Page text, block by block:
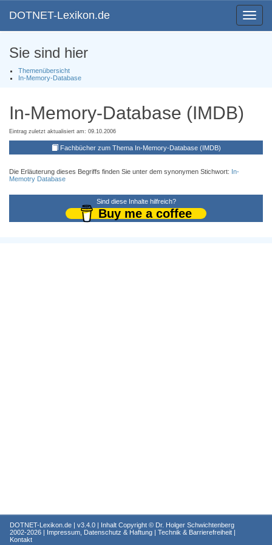
Toggle
DOTNET-Lexikon.de
Sie sind hier
Themenübersicht
In-Memory-Database
In-Memory-Database (IMDB)
Eintrag zuletzt aktualisiert am: 09.10.2006
Fachbücher zum Thema In-Memory-Database (IMDB)
Die Erläuterung dieses Begriffs finden Sie unter dem synonymen Stichwort: In-
Memotry Database
Sind diese Inhalte hilfreich?
Buy me a coffee
DOTNET-Lexikon.de | v3.4.0 | Inhalt Copyright © Dr. Holger Schwichtenberg
2002-2026 | Impressum, Datenschutz & Haftung | Technik & Barrierefreiheit |
Kontakt